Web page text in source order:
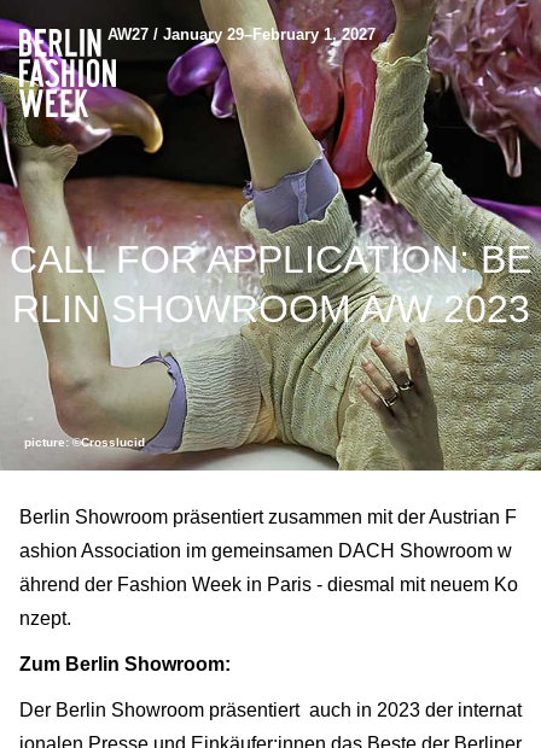
AW27 / January 29–February 1, 2027
CALL FOR APPLICATION: BE
RLIN SHOWROOM A/W 2023
picture: ©Crosslucid
Berlin Showroom präsentiert zusammen mit der Austrian F
ashion Association im gemeinsamen DACH Showroom w
ährend der Fashion Week in Paris - diesmal mit neuem Ko
nzept.
Zum Berlin Showroom:
Der Berlin Showroom präsentiert auch in 2023 der internat
ionalen Presse und Einkäufer:innen das Beste der Berliner